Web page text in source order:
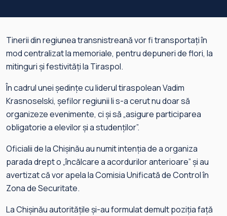
Tinerii din regiunea transnistreană vor fi transportați în
mod centralizat la memoriale, pentru depuneri de flori, la
mitinguri și festivități la Tiraspol.
În cadrul unei ședințe cu liderul tiraspolean Vadim
Krasnoselski, șefilor regiunii li s-a cerut nu doar să
organizeze evenimente, ci și să „asigure participarea
obligatorie a elevilor și a studenților”.
Oficialii de la Chișinău au numit intenția de a organiza
parada drept o „încălcare a acordurilor anterioare” și au
avertizat că vor apela la Comisia Unificată de Control în
Zona de Securitate.
La Chișinău autoritățile și-au formulat demult poziția față